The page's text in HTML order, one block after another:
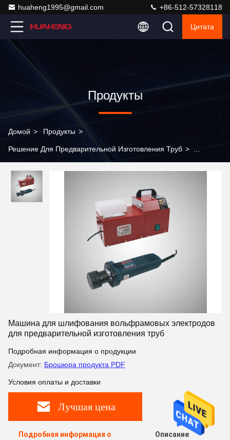
huaheng1995@gmail.com +86-512-57328118
Цитата
Продукты
Домой > Продукты >
Решение Для Предварительной Изготовления Труб >
предварительной изготовления труб
Машина для шлифования вольфрамовых электродов
для предварительной изготовления труб
Подробная информация о продукции
Документ: Брошюра продукта PDF
Условия оплаты и доставки
Лучшая цена
Подробная информация о
Описание